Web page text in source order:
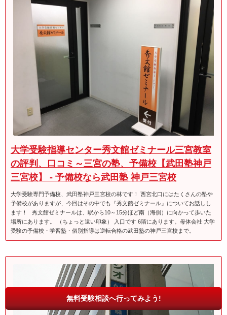
大学受験指導センター秀文館ゼミナール三宮教室
の評判、口コミ～三宮の塾、予備校【武田塾神戸
三宮校】 - 予備校なら武田塾 神戸三宮校
大学受験専門予備校、武田塾神戸三宮校の林です！ 西宮北口にはたくさんの塾や
予備校がありますが、今回はその中でも『秀文館ゼミナール』についてお話しし
ます！ 秀文館ゼミナールは、駅から10～15分ほど南（海側）に向かって歩いた
場所にあります。 （ちょっと遠い印象） 入口です 6階にあります。母体会社 大学
受験の予備校・学習塾・個別指導は逆転合格の武田塾の神戸三宮校まで。
無料受験相談へ行ってみよう!